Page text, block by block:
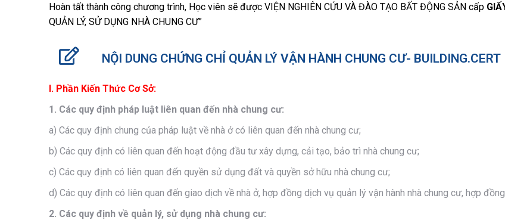
Hoàn tất thành công chương trình, Học viên sẽ được VIỆN NGHIÊN CỨU VÀ ĐÀO TẠO BẤT ĐỘNG SẢN cấp
QUẢN LÝ, SỬ DỤNG NHÀ CHUNG CƯ”
NỘI DUNG CHỨNG CHỈ QUẢN LÝ VẬN HÀNH CHUNG CƯ- BUILDING.CERT
I. Phần Kiến Thức Cơ Sở:
1. Các quy định pháp luật liên quan đến nhà chung cư:
a) Các quy định chung của pháp luật về nhà ở có liên quan đến nhà chung cư;
b) Các quy định có liên quan đến hoạt động đầu tư xây dựng, cải tạo, bảo trì nhà chung cư;
c) Các quy định có liên quan đến quyền sử dụng đất và quyền sở hữu nhà chung cư;
d) Các quy định có liên quan đến giao dịch về nhà ở, hợp đồng dịch vụ quản lý vận hành nhà chung cư, hợp
2. Các quy định về quản lý, sử dụng nhà chung cư: